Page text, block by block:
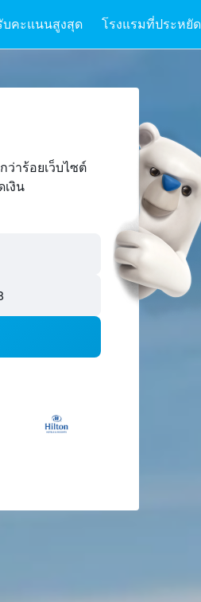
บคะแนนสูงสุด โรงแรมที่ประหยั
ว่าร้อยเว็บไซต์
งิน